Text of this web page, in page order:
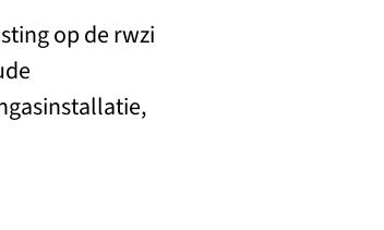
op de rwzi